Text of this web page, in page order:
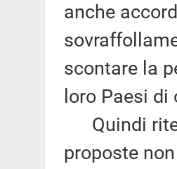
anche
scontare la
loro Paesi di
Quindi
proposte